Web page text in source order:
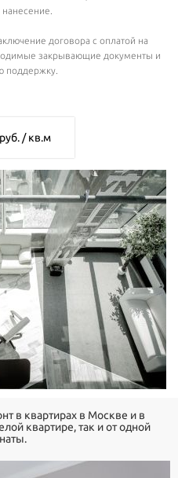
договора с оплатой на
закрывающие документы и
поддержку.
/ кв.м
в квартирах в Москве и в
квартире, так и от одной